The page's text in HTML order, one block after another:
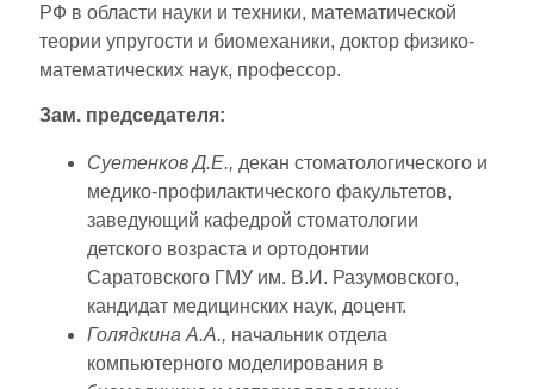
РФ в области науки и техники, математической
теории упругости и биомеханики, доктор физико-
математических наук, профессор.
Зам. председателя:
Суетенков Д.Е., декан стоматологического и
медико-профилактического факультетов,
заведующий кафедрой стоматологии
детского возраста и ортодонтии
Саратовского ГМУ им. В.И. Разумовского,
кандидат медицинских наук, доцент.
Голядкина А.А., начальник отдела
компьютерного моделирования в